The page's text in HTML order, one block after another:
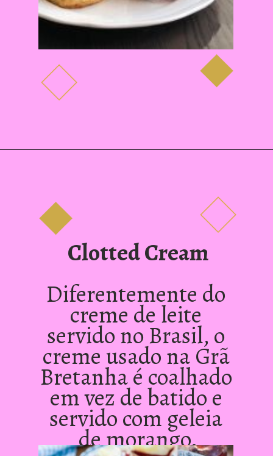
Clotted Cream
Diferentemente do
creme de leite
servido no Brasil, o
creme usado na Grã
Bretanha é coalhado
em vez de batido e
servido com geleia
de morango.